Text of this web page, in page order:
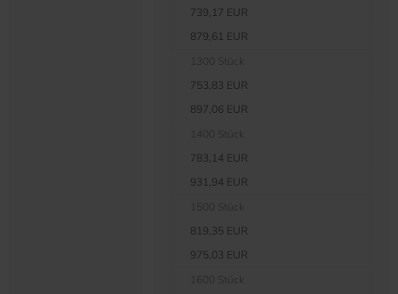
739,17 EUR
879,61 EUR
753,83 EUR
897,06 EUR
783,14 EUR
931,94 EUR
819,35 EUR
975,03 EUR